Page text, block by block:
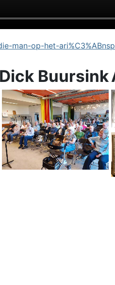
man-op-het-
Buursink